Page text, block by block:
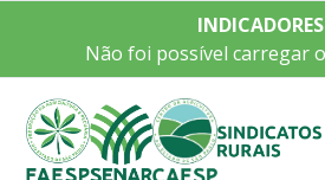
INDICADORES
Não foi possível carregar